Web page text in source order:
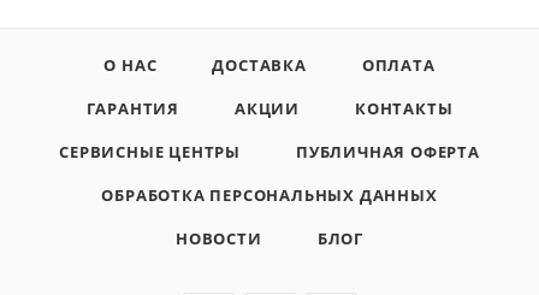
О НАС ДОСТАВКА
ОПЛАТА
ГАРАНТИЯ
АКЦИИ
КОНТАКТЫ
СЕРВИСНЫЕ ЦЕНТРЫ
ПУБЛИЧНАЯ ОФЕРТА
ОБРАБОТКА ПЕРСОНАЛЬНЫХ ДАННЫХ
НОВОСТИ
БЛОГ